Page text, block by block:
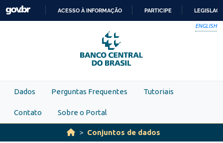
Skip to main content
PARA
O
CONTEÚDO
ACESSO À INFORMAÇÃO PARTICIPE
ENGLISH
Dados Perguntas Frequentes Tutoriais
Contato Sobre o Portal
Conjuntos de dados